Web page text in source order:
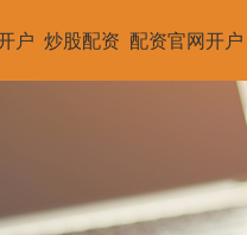
户 炒股配资 配资官网开户